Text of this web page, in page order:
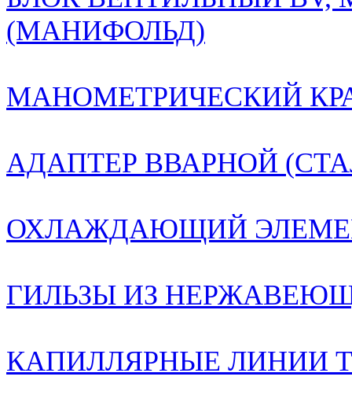
(МАНИФОЛЬД)
МАНОМЕТРИЧЕСКИЙ
АДАПТЕР ВВАРНОЙ
ОХЛАЖДАЮЩИЙ
ГИЛЬЗЫ ИЗ
КАПИЛЛЯРНЫЕ ЛИНИИ